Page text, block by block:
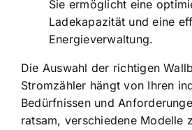
Sie ermöglicht eine
Ladekapazität und eine
Energieverwaltung.
Die Auswahl der richtigen
Stromzähler hängt von Ihren
Bedürfnissen und
ratsam, verschiedene Modelle